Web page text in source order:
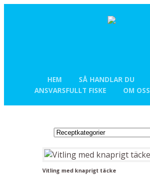
HEM SÅ HANDLAR DU
ANSVARSFULLT FISKE
OM OSS
Vitling med knaprigt täcke